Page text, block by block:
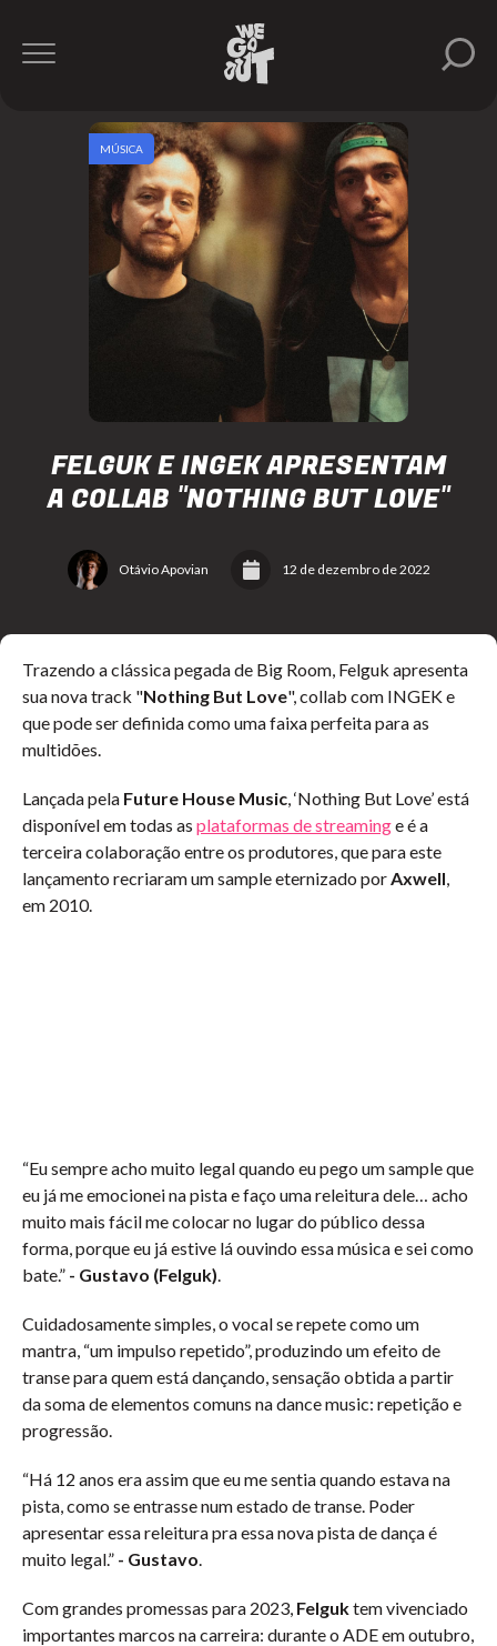
FELGUK E INGEK APRESENTAM
A COLLAB "NOTHING BUT LOVE"
Otávio Apovian 12 de dezembro de 2022
MÚSICA
Trazendo a clássica pegada de Big Room, Felguk apresenta
sua nova track "Nothing But Love", collab com INGEK e
que pode ser definida como uma faixa perfeita para as
multidões.
Lançada pela Future House Music, ‘Nothing But Love’ está
disponível em todas as plataformas de streaminge é a
terceira colaboração entre os produtores, que para este
lançamento recriaram um sample eternizado porAxwell,
em 2010.
“Eu sempre acho muito legal quando eu pego um sample que
eu já me emocionei na pista e faço uma releitura dele… acho
muito mais fácil me colocar no lugar do público dessa
forma, porque eu já estive lá ouvindo essa música e sei como
bate.” - Gustavo (Felguk).
Cuidadosamente simples, o vocal se repete como um
mantra, “um impulso repetido”, produzindo um efeito de
transe para quem está dançando, sensação obtida a partir
da soma de elementos comuns na dance music: repetição e
progressão.
“Há 12 anos era assim que eu me sentia quando estava na
pista, como se entrasse num estado de transe. Poder
apresentar essa releitura pra essa nova pista de dança é
muito legal.” - Gustavo.
Com grandes promessas para 2023, Felguktem vivenciado
importantes marcos na carreira: durante o ADE em outubro,